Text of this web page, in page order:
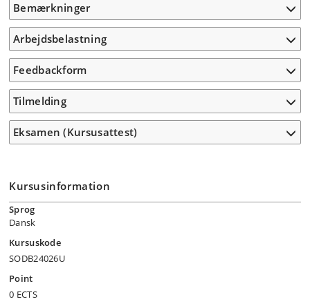
Bemærkninger
Arbejdsbelastning
Feedbackform
Tilmelding
Eksamen (Kursusattest)
Kursusinformation
Sprog
Dansk
Kursuskode
SODB24026U
Point
0 ECTS